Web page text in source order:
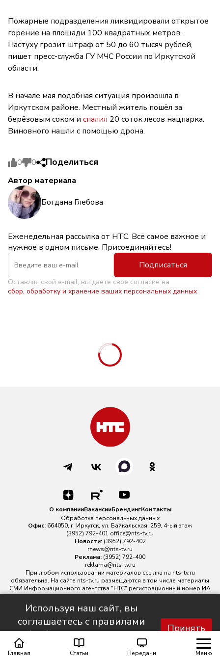
Главная Статьи Передачи Меню
Пожарные подразделения ликвидировали открытое
горение на площади 100 квадратных метров.
Пастуху грозит штраф от 50 до 60 тысяч рублей,
пишет пресс-служба ГУ МЧС России по Иркутской
области.
В начале мая подобная ситуация произошла в
Иркутском районе. Местный житель пошёл за
берёзовым соком и спалил 20 соток лесов нацпарка.
Виновного нашли с помощью дрона.
0 0 Поделиться
Автор материала
Богдана Глебова
Еженедельная рассылка от НТС. Всё самое важное и
нужное в одном письме. Присоединяйтесь!
Подписаться
Оставляя свой e-mail, вы даете свое согласие на
сбор, обработку и хранение ваших персональных данных
Используя наш сайт, вы
соглашаетесь с правилами
обработки персональных
данных.
Принять
О компанииВакансииБрендингКонтакты
Обработка персональных данных
Офис: 664050, г. Иркутск, ул. Байкальская, 259, 4-ый этаж
(3952) 792-401 office@nts-tv.ru
Новости: (3952) 792-402
rnews@nts-tv.ru
Реклама: (3952) 792-400
reklama@nts-tv.ru
При любом использовании материалов ссылка на nts-tv.ru
обязательна. На сайте nts-tv.ru размещаются в том числе материалы
СМИ Информационного агентства "НТС" регистрационный номер ИА
№ ФС 77 - 88763 зарегистрировано Федеральной службой по
надзору в сфере связи, информационных технологий и массовых
коммуникаций.
Главный редактор ИА "НТС" Иштулкин Евгений Александрович16+